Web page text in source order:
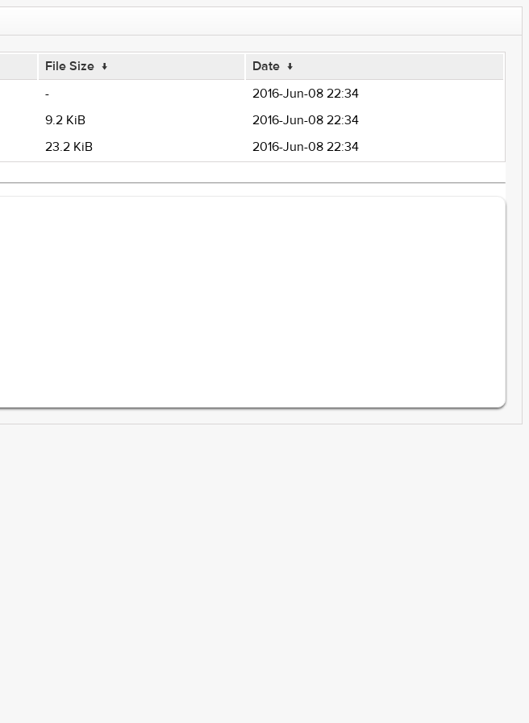
File Size ↓ Date ↓
-
2016-Jun-08 22:34
9.2 KiB
2016-Jun-08 22:34
23.2 KiB 2016-Jun-08 22:34